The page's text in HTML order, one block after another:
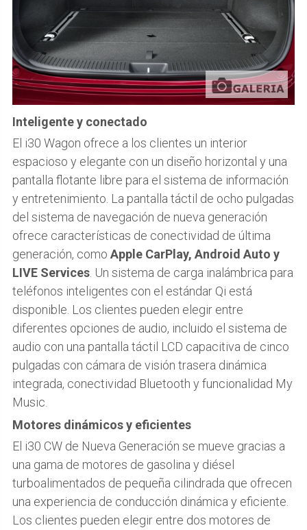
Inteligente y conectado
El i30 Wagon ofrece a los clientes un interior
espacioso y elegante con un diseño horizontal y una
pantalla flotante libre para el sistema de información
y entretenimiento. La pantalla táctil de ocho pulgadas
del sistema de navegación de nueva generación
ofrece características de conectividad de última
generación, como Apple CarPlay, Android Auto y
LIVE Services . Un sistema de carga inalámbrica para
teléfonos inteligentes con el estándar Qi está
disponible. Los clientes pueden elegir entre
diferentes opciones de audio, incluido el sistema de
audio con una pantalla táctil LCD capacitiva de cinco
pulgadas con cámara de visión trasera dinámica
integrada, conectividad Bluetooth y funcionalidad My
Music.
Motores dinámicos y eficientes
El i30 CW de Nueva Generación se mueve gracias a
una gama de motores de gasolina y diésel
turboalimentados de pequeña cilindrada que ofrecen
una experiencia de conducción dinámica y eficiente.
Los clientes pueden elegir entre dos motores de